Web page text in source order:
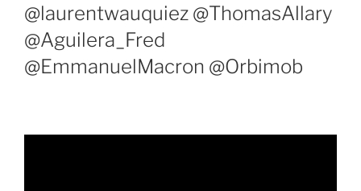
@laurentwauquiez @ThomasAllary
@Aguilera_Fred
@EmmanuelMacron @Orbimob